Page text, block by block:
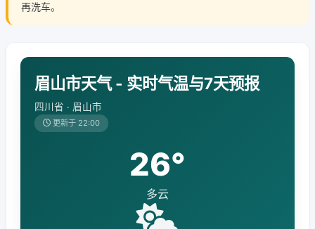
再洗车。
眉山市天气 - 实时气温与7天预报
四川省 · 眉山市
更新于 22:00
26°
多云